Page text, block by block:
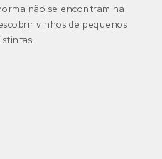
não se encontram na
vinhos de pequenos